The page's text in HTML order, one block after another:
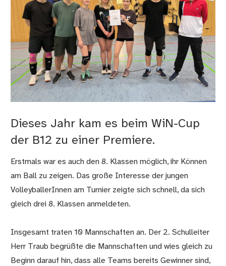
Dieses Jahr kam es beim WiN-Cup
der B12 zu einer Premiere.
Erstmals war es auch den 8. Klassen möglich, ihr Können
am Ball zu zeigen. Das große Interesse der jungen
VolleyballerInnen am Turnier zeigte sich schnell, da sich
gleich drei 8. Klassen anmeldeten.
Insgesamt traten 10 Mannschaften an. Der 2. Schulleiter
Herr Traub begrüßte die Mannschaften und wies gleich zu
Beginn darauf hin, dass alle Teams bereits Gewinner sind,